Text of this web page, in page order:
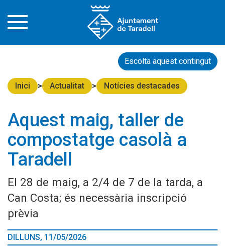
Escolta aquest contingut
Inici Actualitat Notícies destacades
Aquest maig, taller de
compostatge casolà a
Taradell
El 28 de maig, a 2/4 de 7 de la tarda, a
Can Costa; és necessària inscripció
prèvia
DILLUNS, 11/05/2026